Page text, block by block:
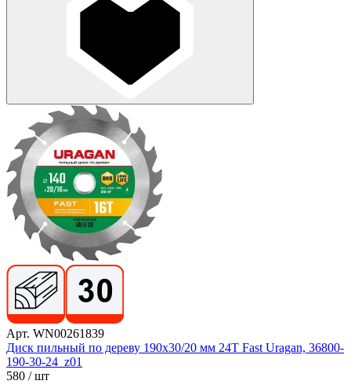
Арт. WN00261839
Диск пильный по дереву 190х30/20 мм 24Т Fast Uragan, 36800-
190-30-24_z01
580 / шт